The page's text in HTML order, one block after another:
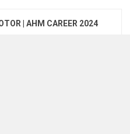
| AHM CAREER 2024